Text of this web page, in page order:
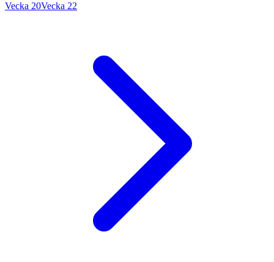
Vecka 20Vecka 22